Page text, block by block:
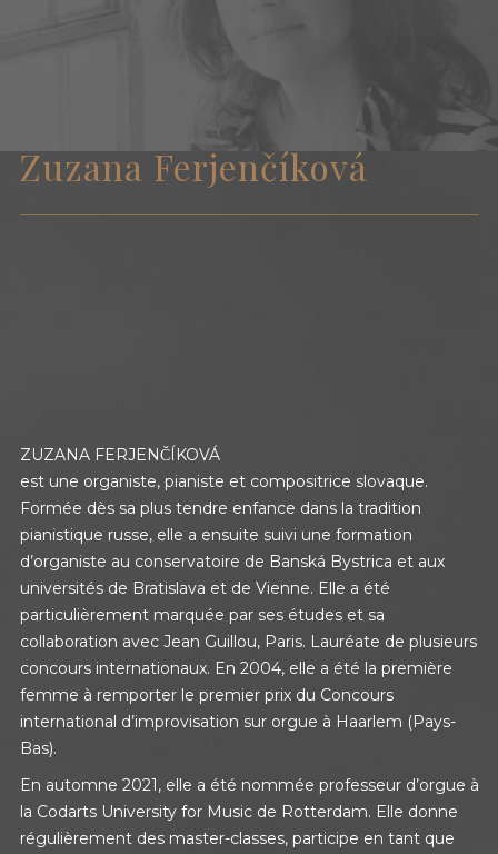
TRANSCRIPTIONS
Zuzana Ferjenčíková
ZUZANA FERJENČÍKOVÁ
est une organiste, pianiste et compositrice slovaque.
Formée dès sa plus tendre enfance dans la tradition
pianistique russe, elle a ensuite suivi une formation
d’organiste au conservatoire de Banská Bystrica et aux
universités de Bratislava et de Vienne. Elle a été
particulièrement marquée par ses études et sa
collaboration avec Jean Guillou, Paris. Lauréate de plusieurs
concours internationaux. En 2004, elle a été la première
femme à remporter le premier prix du Concours
international d’improvisation sur orgue à Haarlem (Pays-
Bas).
En automne 2021, elle a été nommée professeur d’orgue à
la Codarts University for Music de Rotterdam. Elle donne
régulièrement des master-classes, participe en tant que